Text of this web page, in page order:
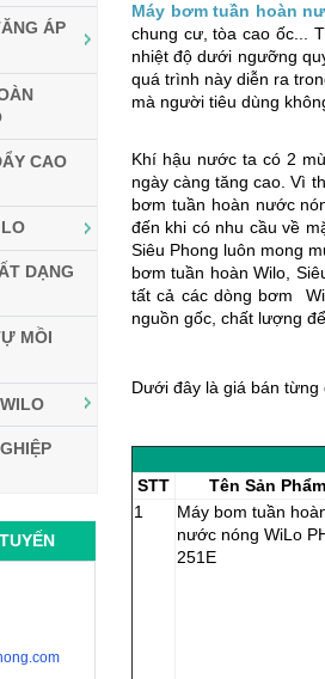
ÁP
CAO
DẠNG
MỒI
Máy bơm tuần hoàn
chung cư, tòa cao ốc...
nhiệt độ dưới ngưỡng
quá trình này diễn ra
mà người tiêu dùng
Khí hậu nước ta có 2
ngày càng tăng cao. Vì
bơm tuần hoàn nước
đến khi có nhu cầu về
Siêu Phong luôn mong
bơm tuần hoàn Wilo,
tất cả các dòng bơm
nguồn gốc, chất lượng
Dưới đây là giá bán
STT
Tên Sản Phẩm
1
Máy bom tuần
nước nóng WiLo
251E